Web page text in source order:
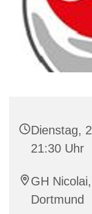
Dienstag,
21:30 Uhr
GH
Dortmund